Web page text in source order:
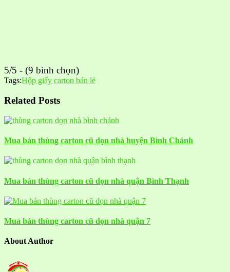
5/5 - (9 bình chọn)
Tags:Hộp giấy carton bán lẻ
Related Posts
Mua bán thùng carton cũ dọn nhà huyện Bình Chánh
Mua bán thùng carton cũ dọn nhà quận Bình Thạnh
Mua bán thùng carton cũ dọn nhà quận 7
About Author